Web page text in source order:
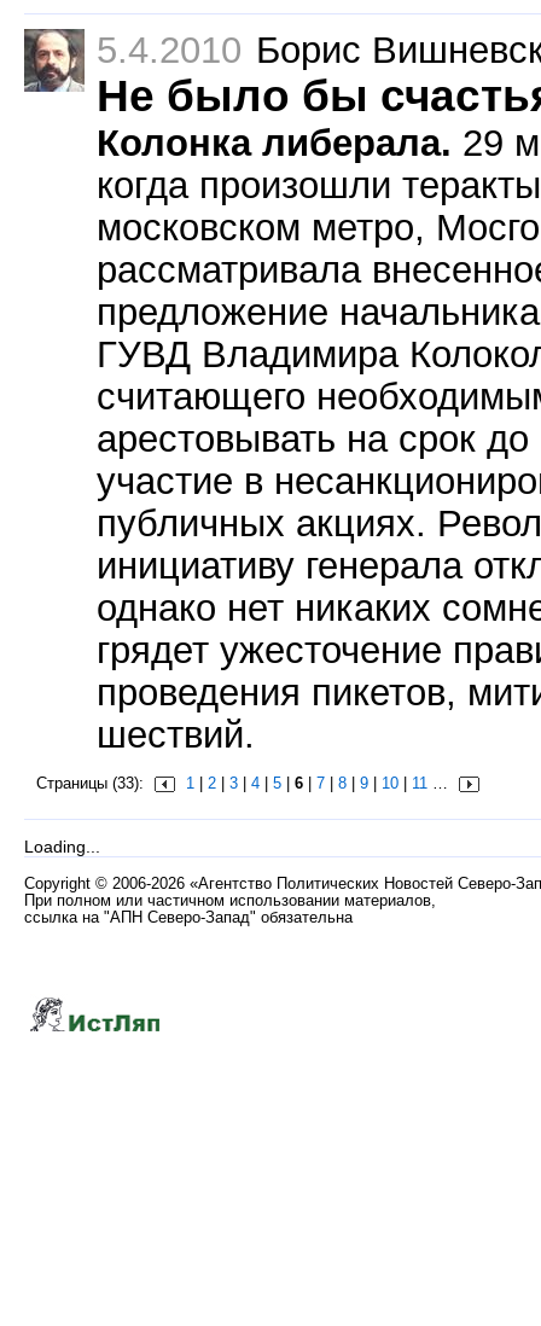
5.4.2010 Борис
Не было бы
Колонка либерала. 29
когда произошли
московском метро,
рассматривала
предложение
ГУВД Владимира
считающего
арестовывать на срок до
участие в
публичных акциях.
инициативу генерала
однако нет никаких
грядет ужесточение
проведения пикетов,
шествий.
Страницы (33): 1 2 3 4 5 6 7 8 9 10 11
Loading...
Copyright © 2006-2026 «Агентство Политических Новостей Северо-
При полном или частичном использовании материалов,
ссылка на "АПН Северо-Запад" обязательна